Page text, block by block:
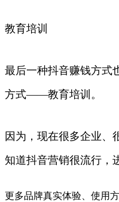
教育培训
最后一种抖音赚钱方式
方式——教育培训。
因为，现在很多企业、
知道抖音营销很流行，
更多品牌真实体验、使用